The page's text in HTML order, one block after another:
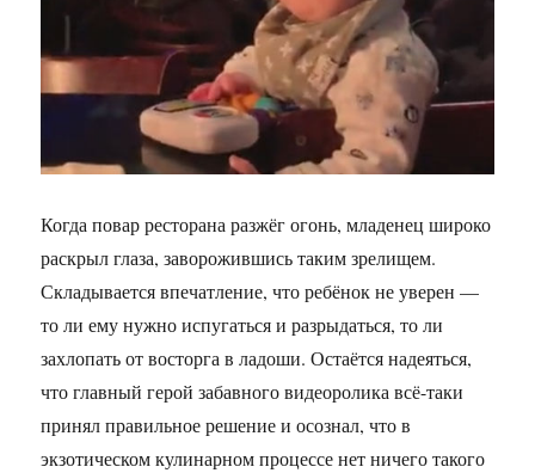
Когда повар ресторана разжёг огонь, младенец широко
раскрыл глаза, заворожившись таким зрелищем.
Складывается впечатление, что ребёнок не уверен —
то ли ему нужно испугаться и разрыдаться, то ли
захлопать от восторга в ладоши. Остаётся надеяться,
что главный герой забавного видеоролика всё-таки
принял правильное решение и осознал, что в
экзотическом кулинарном процессе нет ничего такого